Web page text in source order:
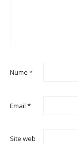
Nume *
Email *
Site web